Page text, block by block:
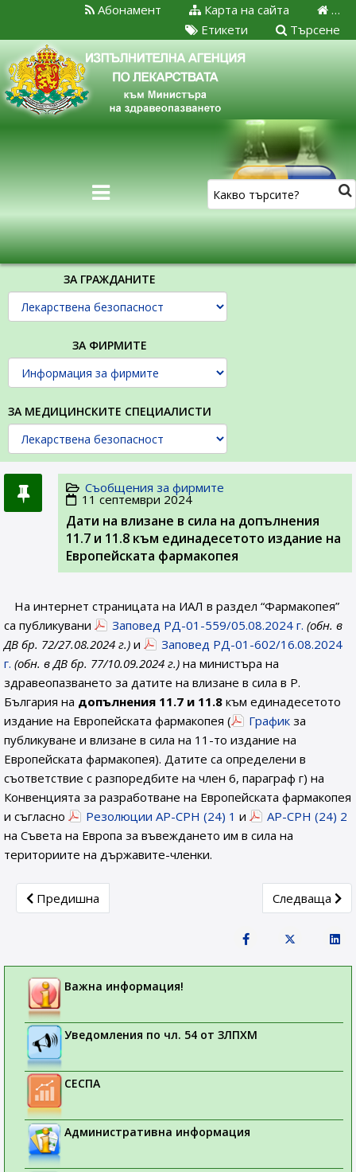
…
Карта на сайта
Абонамент
Търсене
Етикети
ЗА ГРАЖДАНИТЕ
ЗА ФИРМИТЕ
ЗА МЕДИЦИНСКИТЕ СПЕЦИАЛИСТИ
Съобщения за фирмите
11 септември 2024
Дати на влизане в сила на допълнения
11.7 и 11.8 към единадесетото издание на
Европейската фармакопея
На интернет страницата на ИАЛ в раздел “Фармакопея”
са публикувани
Заповед РД-01-559/05.08.2024 г. (обн. в
ДВ бр. 72/27.08.2024 г.) и
Заповед РД-01-602/16.08.2024
г. (обн. в ДВ бр. 77/10.09.2024 г.) на министъра на
здравеопазването за датите на влизане в сила в Р.
България на допълнения 11.7 и 11.8 към единадесетото
издание на Европейската фармакопея (
График за
публикуване и влизане в сила на 11-то издание на
Европейската фармакопея). Датите са определени в
съответствие с разпоредбите на член 6, параграф г) на
Конвенцията за разработване на Европейската фармакопея
и съгласно
Резолюции AP-CPH (24) 1 и
AP-CPH (24) 2
на Съвета на Европа за въвеждането им в сила на
териториите на държавите-членки.
Previous article: Заповед РД-01-607/22.08.2024 г. на
Предишна Next article:
Следваща
Важна информация!
Уведомления по чл. 54 от ЗЛПХМ
СЕСПА
Административна информация